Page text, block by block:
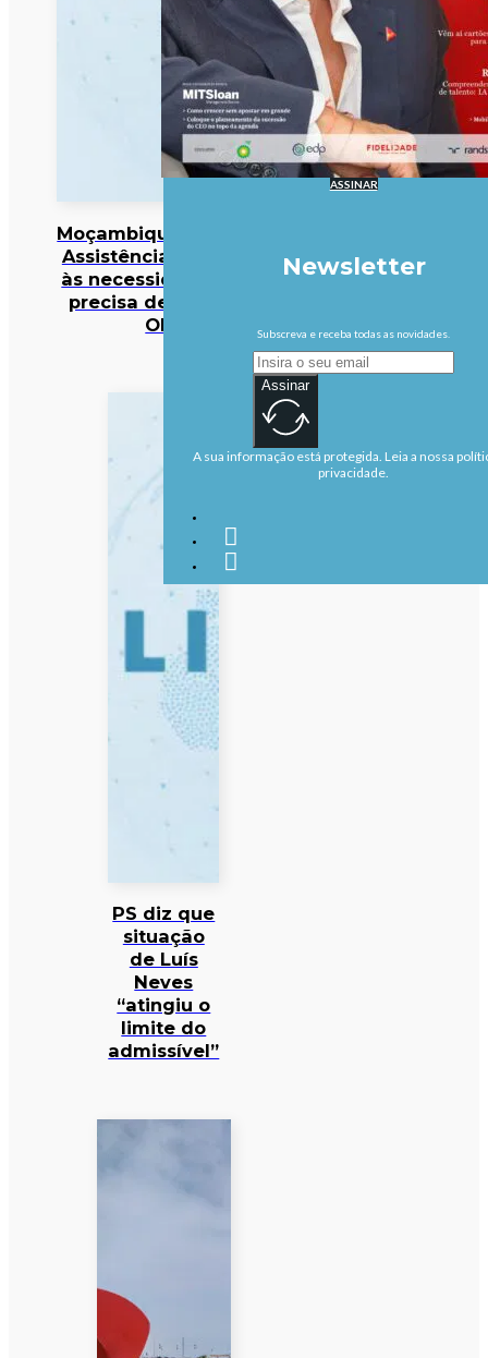
Moçambique/Ataques:
Assistência responde
às necessidades mas
precisa de reforço –
OIM
PS diz que
situação
de Luís
Neves
“atingiu o
limite do
admissível”
ASSINAR
Newsletter
Subscreva e receba todas as novidades.
Assinar
A sua informação está protegida. Leia a nossa
privacidade.